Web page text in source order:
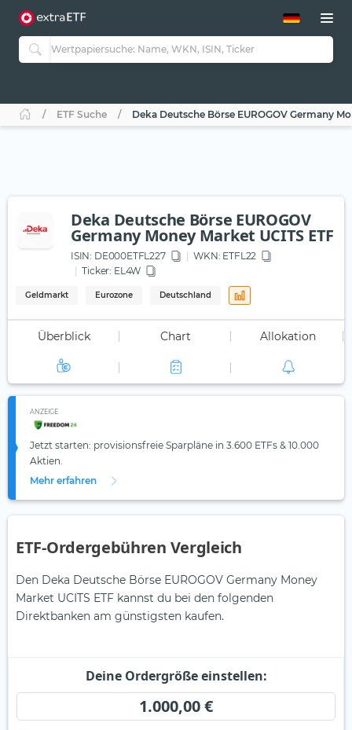
ETF-Guide 2.0
Guide Aktive ETFs
ETF-Sparpläne
ETF Suche Deka Deutsche Börse EUROGOV Germany
Deka Deutsche Börse EUROGOV
Germany Money Market UCITS ETF
ISIN: DE000ETFL227 WKN: ETFL22
Ticker: EL4W
Geldmarkt Eurozone Deutschland
Überblick Chart Allokation
ANZEIGE
Jetzt starten: provisionsfreie Sparpläne in 3.600 ETFs & 10.000
Aktien.
Mehr erfahren
ETF-Ordergebühren Vergleich
Den Deka Deutsche Börse EUROGOV Germany Money
Market UCITS ETF kannst du bei den folgenden
Direktbanken am günstigsten kaufen.
Deine Ordergröße einstellen:
1.000,00 €